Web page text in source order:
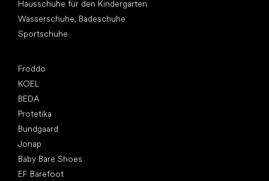
Hausschuhe für den Kindergarten
Wasserschuhe, Badeschuhe
Sportschuhe
Froddo
KOEL
BEDA
Protetika
Bundgaard
Jonap
Baby Bare Shoes
EF Barefoot